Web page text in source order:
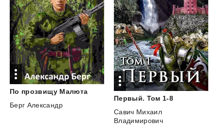
По прозвищу Малюта
Берг Александр
Первый. Том 1-8
Савич Михаил
Владимирович